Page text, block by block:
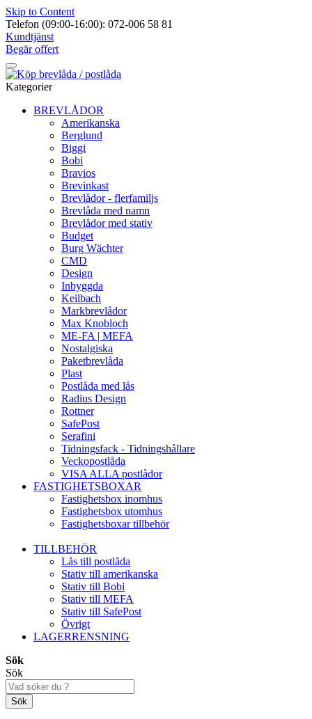
Skip to Content
Telefon (09:00-16:00): 072-006 58 81
Kundtjänst
Begär offert
Kategorier
BREVLÅDOR
Amerikanska
Berglund
Biggi
Bobi
Bravios
Brevinkast
Brevlådor - flerfamiljs
Brevlåda med namn
Brevlådor med stativ
Budget
Burg Wächter
CMD
Design
Inbyggda
Keilbach
Markbrevlådor
Max Knobloch
ME-FA | MEFA
Nostalgiska
Paketbrevlåda
Plast
Postlåda med lås
Radius Design
Rottner
SafePost
Serafini
Tidningsfack - Tidningshållare
Veckopostlåda
VISA ALLA postlådor
FASTIGHETSBOXAR
Fastighetsbox inomhus
Fastighetsbox utomhus
Fastighetsboxar tillbehör
TILLBEHÖR
Lås till postlåda
Stativ till amerikanska
Stativ till Bobi
Stativ till MEFA
Stativ till SafePost
Övrigt
LAGERRENSNING
Sök
Sök
Sök